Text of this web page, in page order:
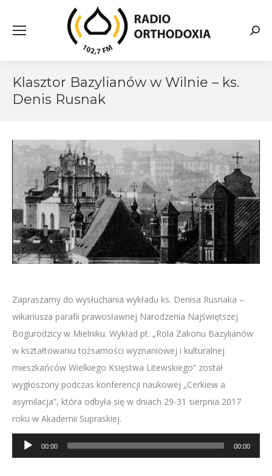
Klasztor Bazylianów w Wilnie – ks.
Denis Rusnak
Zapraszamy do wysłuchania wykładu ks. Denisa Rusnaka –
wikariusza parafii prawosławnej Narodzenia Najświętszej
Bogurodzicy w Mielniku. Wykład pt. „Rola Zakonu Bazylianów
w kształtowaniu tożsamości wyznaniowej i kulturalnej
mieszkańców Wielkiego Księstwa Litewskiego” został
wygłoszony podczas konferencji naukowej „Cerkiew a
asymilacja”, która odbyła się w dniach 29-31 sierpnia 2017
roku w Akademii Supraskiej.
Odtwarzacz
plików
00:00 00:00